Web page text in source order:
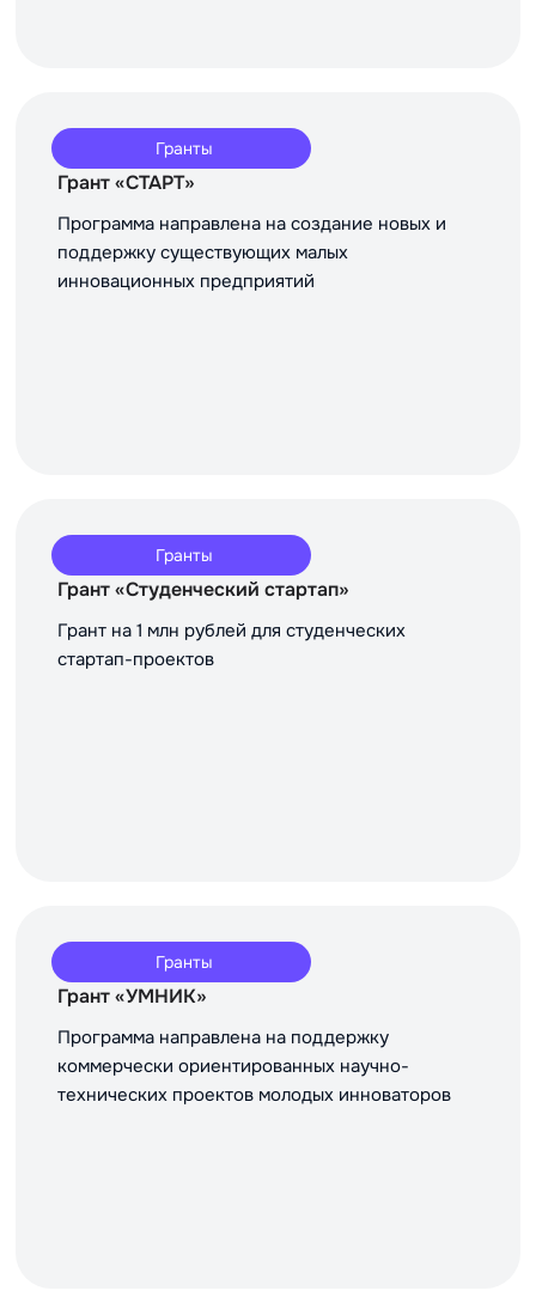
Гранты
Грант «СТАРТ»
Программа направлена на создание новых и
поддержку существующих малых
инновационных предприятий
Гранты
Грант «Студенческий стартап»
Грант на 1 млн рублей для студенческих
стартап-проектов
Гранты
Грант «УМНИК»
Программа направлена на поддержку
коммерчески ориентированных научно-
технических проектов молодых инноваторов